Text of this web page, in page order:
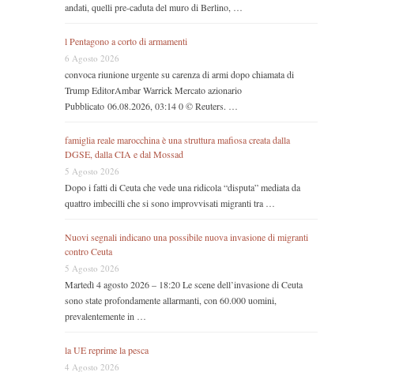
andati, quelli pre-caduta del muro di Berlino, …
l Pentagono a corto di armamenti
6 Agosto 2026
convoca riunione urgente su carenza di armi dopo chiamata di
Trump EditorAmbar Warrick Mercato azionario
Pubblicato 06.08.2026, 03:14 0 © Reuters. …
famiglia reale marocchina è una struttura mafiosa creata dalla
DGSE, dalla CIA e dal Mossad
5 Agosto 2026
Dopo i fatti di Ceuta che vede una ridicola “disputa” mediata da
quattro imbecilli che si sono improvvisati migranti tra …
Nuovi segnali indicano una possibile nuova invasione di migranti
contro Ceuta
5 Agosto 2026
Martedì 4 agosto 2026 – 18:20 Le scene dell’invasione di Ceuta
sono state profondamente allarmanti, con 60.000 uomini,
prevalentemente in …
la UE reprime la pesca
4 Agosto 2026